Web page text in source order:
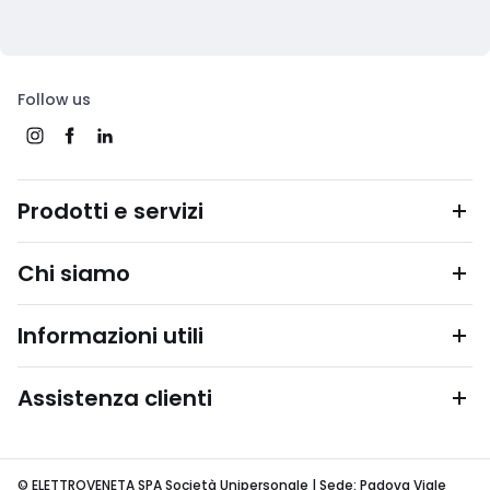
Follow us
Prodotti e servizi
Chi siamo
Informazioni utili
Assistenza clienti
© ELETTROVENETA SPA Società Unipersonale | Sede: Padova Viale